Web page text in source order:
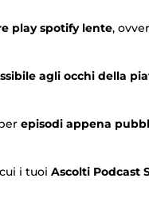
play spotify lente,
agli occhi della
episodi appena
i tuoiAscolti Podcast